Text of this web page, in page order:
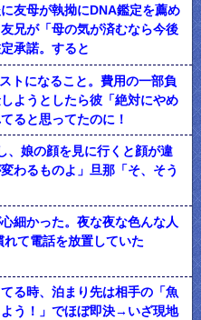
友母が執拗にDNA鑑定を薦め
兄が「母の気が済むなら今後
承諾。すると
トになること。費用の一部負
ようとしたら彼「絶対にやめ
ると思ってたのに！
、娘の顔を見に行くと顔が違
わるものよ」旦那「そ、そう
細かった。夜な夜な色んな人
て電話を放置していた
る時、泊まり先は相手の「魚
う！」でほぼ即決→いざ現地